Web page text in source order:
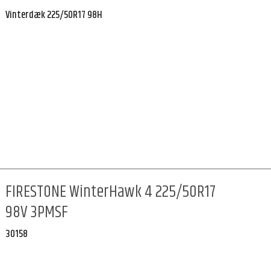
Vinterdæk 225/50R17 98H
FIRESTONE WinterHawk 4 225/50R17
98V 3PMSF
30158